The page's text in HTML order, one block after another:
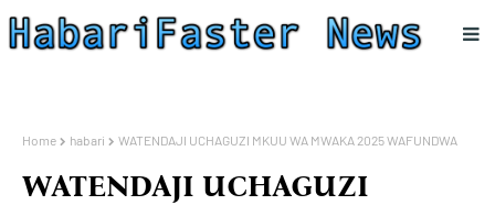
Home habari WATENDAJI UCHAGUZI MKUU WA MWAKA 2025 WAFUNDWA
WATENDAJI UCHAGUZI